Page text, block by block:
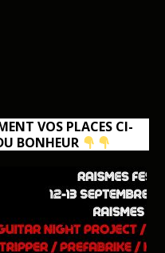
VOS PLACES CI-
BONHEUR